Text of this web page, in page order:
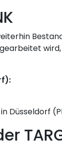
Düsseldorf